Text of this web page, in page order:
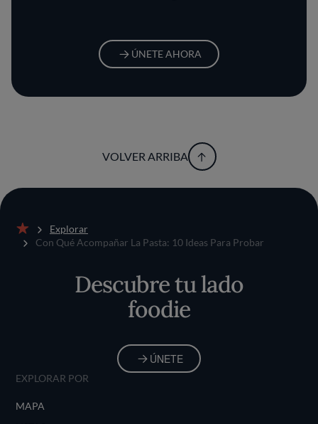
ÚNETE AHORA
VOLVER ARRIBA
Inicio
Explorar
Con Qué Acompañar La Pasta: 10 Ideas Para Probar
Descubre tu lado
foodie
ÚNETE
EXPLORAR POR
MAPA